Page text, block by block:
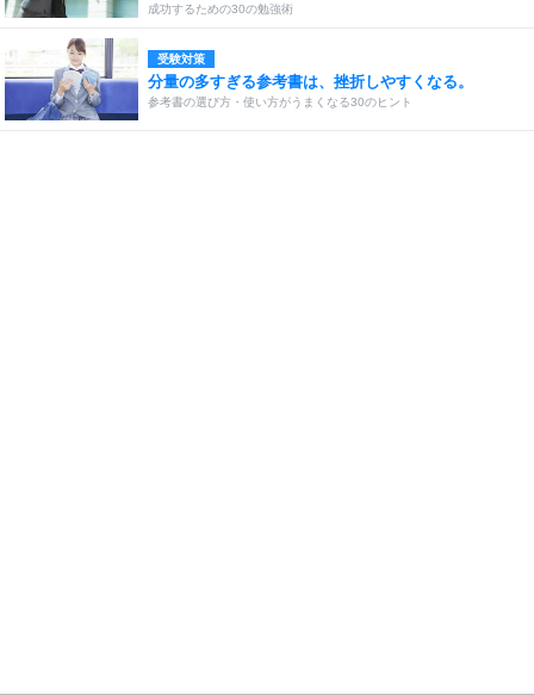
成功するための30の勉強術
受験対策
分量の多すぎる参考書は、挫折しやすくなる。
参考書の選び方・使い方がうまくなる30のヒント